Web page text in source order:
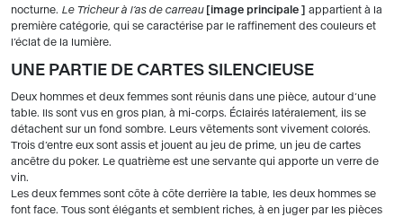
nocturne. Le Tricheur à l’as de carreau image principale
appartient à la
première catégorie, qui se caractérise par le raffinement des couleurs et
l’éclat de la lumière.
UNE PARTIE DE CARTES SILENCIEUSE
Deux hommes et deux femmes sont réunis dans une pièce, autour d’une
table. Ils sont vus en gros plan, à mi-corps. Éclairés latéralement, ils se
détachent sur un fond sombre. Leurs vêtements sont vivement colorés.
Trois d’entre eux sont assis et jouent au jeu de prime, un jeu de cartes
ancêtre du poker. Le quatrième est une servante qui apporte un verre de
vin.
Les deux femmes sont côte à côte derrière la table, les deux hommes se
font face. Tous sont élégants et semblent riches, à en juger par les pièces